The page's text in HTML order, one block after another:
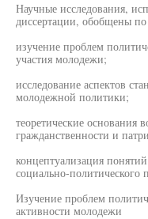
Научные исследования,
диссертации, обобщены
изучение проблем
участия молодежи;
исследование аспектов
молодежной политики;
теоретические основания
гражданственности и
концептуализация
социально-политического
Изучение проблем
активности молодежи